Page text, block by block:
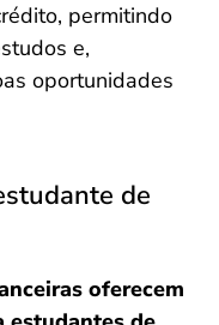
permitindo
e,
oportunidades
de
oferecem